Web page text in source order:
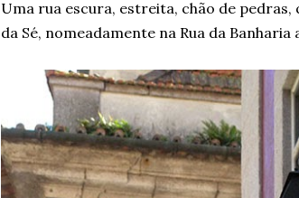
Uma rua escura, estreita, chão de
da Sé, nomeadamente na Rua da Banharia